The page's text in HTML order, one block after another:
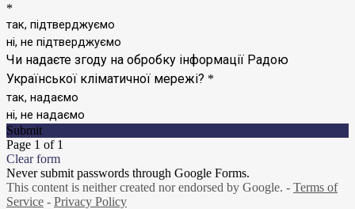
*
так, підтверджуємо
ні, не підтверджуємо
Чи надаєте згоду на обробку інформації Радою
Української кліматичної мережі? *
так, надаємо
ні, не надаємо
Submit
Page 1 of 1
Clear form
Never submit passwords through Google Forms.
This content is neither created nor endorsed by Google. - Terms of
Service - Privacy Policy